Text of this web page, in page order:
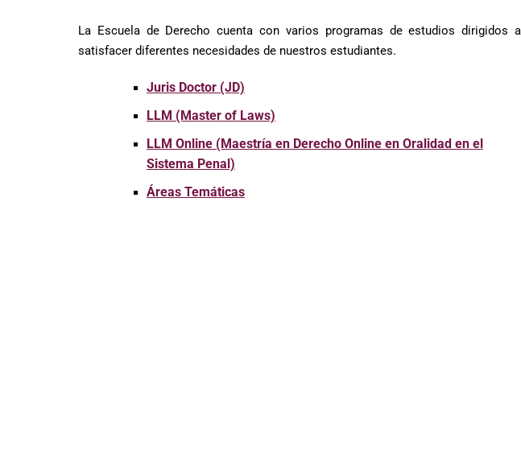
La Escuela de Derecho cuenta con varios programas de estudios dirigidos a
satisfacer diferentes necesidades de nuestros estudiantes.
Juris Doctor (JD)
LLM (Master of Laws)
LLM Online (Maestría en Derecho Online en Oralidad en el
Sistema Penal)
Áreas Temáticas